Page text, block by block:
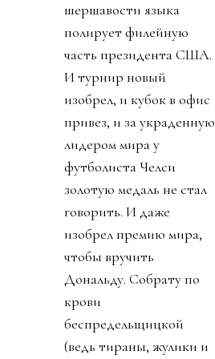
шершавости языка
полирует филейную
часть президента США.
И турнир новый
изобрел, и кубок в офис
привез, и за украденную
лидером мира у
футболиста Челси
золотую медаль не стал
говорить. И даже
изобрел премию мира,
чтобы вручить
Дональду. Собрату по
крови
беспредельщицкой
(ведь тираны, жулики и